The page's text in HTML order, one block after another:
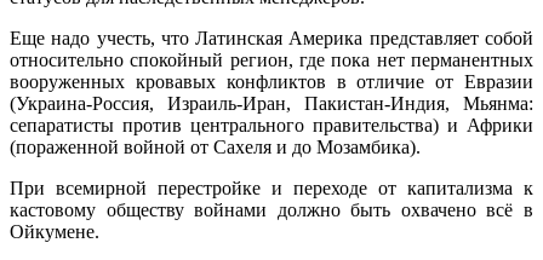
Еще надо учесть, что Латинская Америка представляет собой
относительно спокойный регион, где пока нет перманентных
вооруженных кровавых конфликтов в отличие от Евразии
(Украина-Россия, Израиль-Иран, Пакистан-Индия, Мьянма:
сепаратисты против центрального правительства) и Африки
(пораженной войной от Сахеля и до Мозамбика).
При всемирной перестройке и переходе от капитализма к
кастовому обществу войнами должно быть охвачено всё в
Ойкумене.